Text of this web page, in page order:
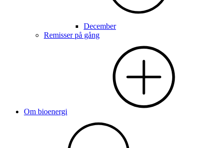
December
Remisser på gång
Om bioenergi